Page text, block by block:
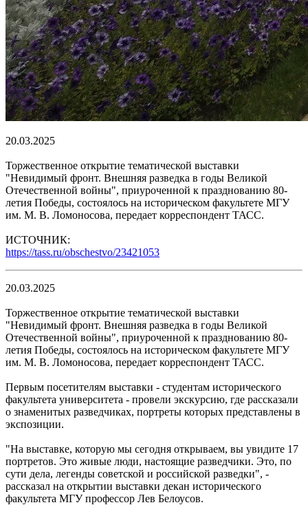
20.03.2025
Торжественное открытие тематической выставки
"Невидимый фронт. Внешняя разведка в годы Великой
Отечественной войны", приуроченной к празднованию 80-
летия Победы, состоялось на историческом факультете МГУ
им. М. В. Ломоносова, передает корреспондент ТАСС.
ИСТОЧНИК:
https://tass.ru/obschestvo/23421053
20.03.2025
Торжественное открытие тематической выставки
"Невидимый фронт. Внешняя разведка в годы Великой
Отечественной войны", приуроченной к празднованию 80-
летия Победы, состоялось на историческом факультете МГУ
им. М. В. Ломоносова, передает корреспондент ТАСС.
Первым посетителям выставки - студентам исторического
факультета университета - провели экскурсию, где рассказали
о знаменитых разведчиках, портреты которых представлены в
экспозиции.
"На выставке, которую мы сегодня открываем, вы увидите 17
портретов. Это живые люди, настоящие разведчики. Это, по
сути дела, легенды советской и российской разведки", -
рассказал на открытии выставки декан исторического
факультета МГУ профессор Лев Белоусов.